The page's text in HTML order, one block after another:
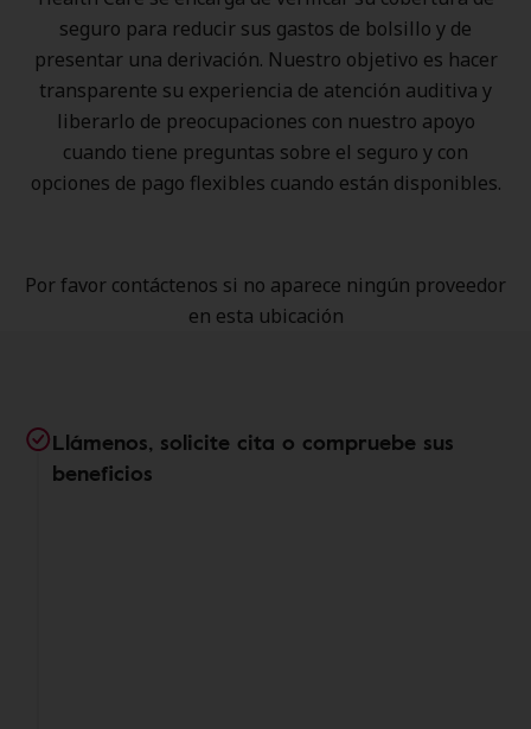
seguro para reducir sus gastos de bolsillo y de
presentar una derivación. Nuestro objetivo es hacer
transparente su experiencia de atención auditiva y
liberarlo de preocupaciones con nuestro apoyo
cuando tiene preguntas sobre el seguro y con
opciones de pago flexibles cuando están disponibles.
Por favor contáctenos si no aparece ningún proveedor
en esta ubicación
Llámenos, solicite cita o compruebe sus
beneficios